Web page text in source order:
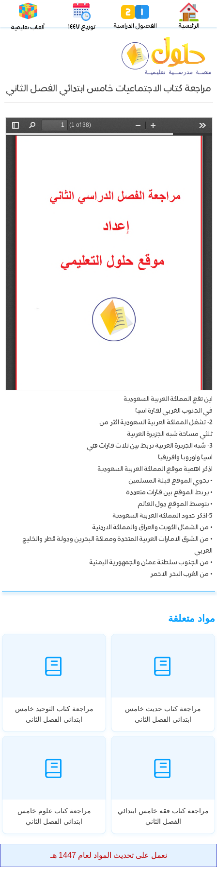
الرئيسية الفصول الدراسية توزيع ١٤٤٧ ألعاب تعليمية
مراجعة كتاب الاجتماعيات خامس ابتدائي الفصل الثاني
اين تقع المملكة العربية السعودية
في الجنوب الغربي لقارة اسيا
2- تشغل المملكة العربية السعودية اكثر من
ثلثي مساحة شبه الجزيرة العربية
3- شبه الجزيرة العربية تربط بين ثلاث قارات هي
اسيا واوروبا وافريقيا
اذكر اهمية موقع المملكة العربية السعودية
• يحوي الموقع قبلة المسلمين
• يربط الموقع بين قارات متعددة
• يتوسط الموقع دول العالم
5-اذكر حدود المملكة العربية السعودية
• من الشمال الكويت والعراق والمملكة الاردنية
• من الشرق الامارات العربية المتحدة ومملكة البحرين ودولة قطر والخليج
العربي
• من الجنوب سلطنة عمان والجمهورية اليمنية
• من الغرب البحر الاحمر
مواد متعلقة
مراجعة كتاب حديث خامس
ابتدائي الفصل الثاني
مراجعة كتاب التوحيد خامس
ابتدائي الفصل الثاني
مراجعة كتاب فقه خامس ابتدائي
الفصل الثاني
مراجعة كتاب علوم خامس
ابتدائي الفصل الثاني
نعمل على تحديث المواد لعام 1447 هـ